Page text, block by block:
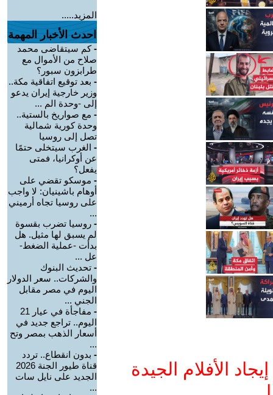
الأفلام الجيدة
المزيد.....
احدث الأخبار المهمة
-كم سيتقاضى محمد
صلاح من الأموال مع
طرابزون سبور؟
- بعد توقيع اتفاقية مكة..
وزير خارجية إيران يدعو
إلى -وحدة الم ...
- مع صواريخ بالستية..
وحدة كورية شمالية
تصل إلى روسيا
- الغرب سيتخلى حتمًا
عن أوكرانيا، فمتى
يفعل؟
- موسكو تقضي على
أوهام باشينيان: لا واجب
على روسيا تجاه أرميني
...
- روسيا تضرب بقسوة
لم يسبق لها مثيل. هل
بدأت -عملية الضغط-
عل ...
- تحديث البنوك
والشركات.. سعر الدولار
اليوم في مصر مقابل
الجني ...
-
مفاجأة في عيار 21
اليوم.. تراجع جديد في
أسعار الذهب بمصر وتح
...
- بدون انقطاع.. تردد
قناة طيور الجنة 2026
الجديد على نايل سات
...